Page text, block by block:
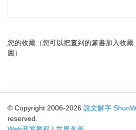
您的收藏（您可以把查到的篆書加入收
圖）
© Copyright 2006-2026 說文解字
reserved.